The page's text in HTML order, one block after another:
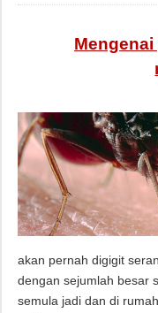
akan pernah digigit
dengan sejumlah besar
semula jadi dan di